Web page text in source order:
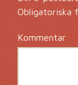
Obligatoriska
Kommentar*